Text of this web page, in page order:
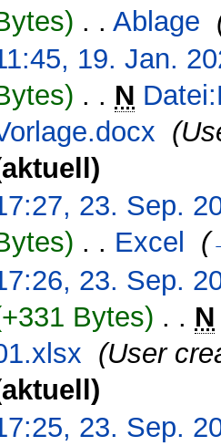
. . Ablage
19. Jan.
. . N
23. Sep.
. . Excel (
23. Sep.
Bytes) . . N
(User
23. Sep.